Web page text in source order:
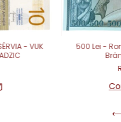
- VUK
500 Lei -